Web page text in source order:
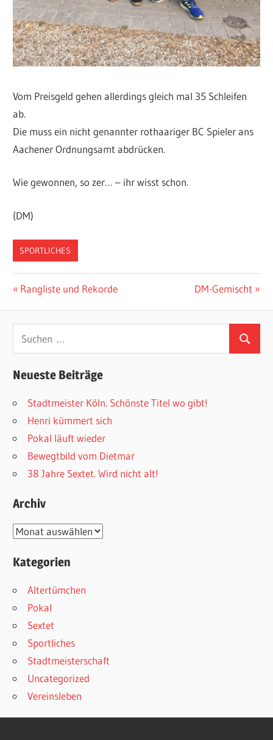
Vom Preisgeld gehen allerdings gleich mal 35 Schleifen
ab.
Die muss ein nicht genannter rothaariger BC Spieler ans
Aachener Ordnungsamt abdrücken.
Wie gewonnen, so zer… – ihr wisst schon.
(DM)
SPORTLICHES
Beitragsnavigation
Vorheriger
Rangliste und Rekorde
Nächster
DM-Gemischt
Suchen
nach:
Suchen
Neueste Beiträge
Stadtmeister Köln. Schönste Titel wo gibt!
Henri kümmert sich
Pokal läuft wieder
Bewegtbild vom Dietmar
38 Jahre Sextet. Wird nicht alt!
Archiv
Archiv
Kategorien
Altertümchen
Pokal
Sextet
Sportliches
Stadtmeisterschaft
Uncategorized
Vereinsleben